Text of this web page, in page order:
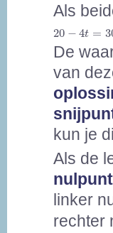
Als
20 − 4t =
20 =30
De
van
kun je
Als de
nulpunt
linker
rechter